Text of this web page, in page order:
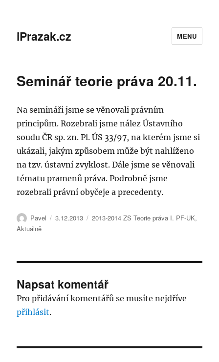
iPrazak.cz MENU
Seminář teorie práva 20.11.
Na semináři jsme se věnovali právním
principům. Rozebrali jsme nález Ústavního
soudu ČR sp. zn. Pl. ÚS 33/97, na kterém jsme si
ukázali, jakým způsobem může být nahlíženo
na tzv. ústavní zvyklost. Dále jsme se věnovali
tématu pramenů práva. Podrobně jsme
rozebrali právní obyčeje a precedenty.
Autor:
Pavel Publikováno:
3.12.2013 Rubriky:
2013-2014 ZS Teorie práva I. PF-UK,
Aktuálně
Napsat komentář
Pro přidávání komentářů se musíte nejdříve
přihlásit.